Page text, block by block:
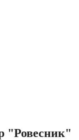
"Ровесник"